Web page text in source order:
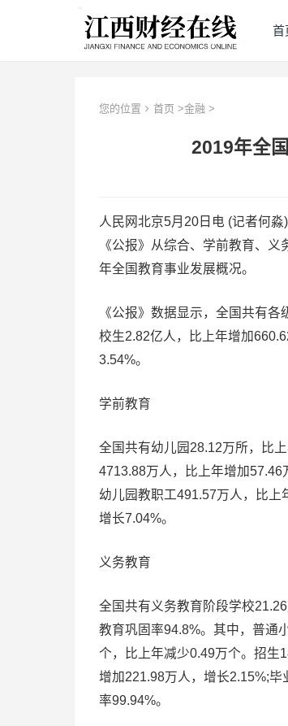
首
您的位置 首页 >金融 >
2019年全
人民网北京5月20日电 (记者何
《公报》从综合、学前教育、
年全国教育事业发展概况。
《公报》数据显示，全国共有
校生2.82亿人，比上年增加
3.54%。
学前教育
全国共有幼儿园28.12万所，比
4713.88万人，比上年增加57.46
幼儿园教职工491.57万人，比上
增长7.04%。
义务教育
全国共有义务教育阶段学校
教育巩固率94.8%。其中，普通
个，比上年减少0.49万个。招生
增加221.98万人，增长2.15%;
率99.94%。